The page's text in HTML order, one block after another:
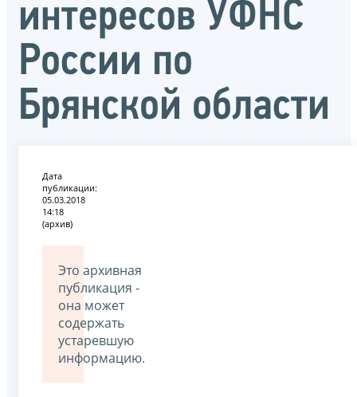
интересов УФНС
России по
Брянской области
Дата
публикации:
05.03.2018
14:18
(архив)
Это архивная
публикация -
она может
содержать
устаревшую
информацию.